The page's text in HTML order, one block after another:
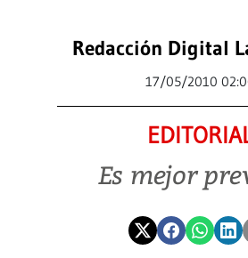
Redacción Digital
17/05/2010
Es mejor